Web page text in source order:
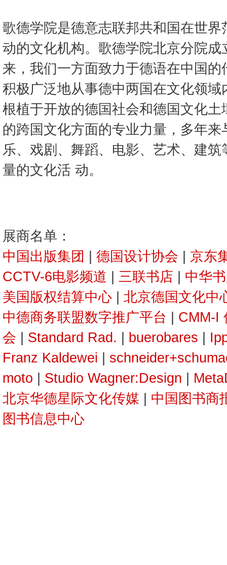
歌德学院是德意志联邦共和国在世
动的文化机构。歌德学院北京分院
来，我们一方面致力于德语在中国
积极广泛地从事德中两国在文化领
根植于开放的德国社会和德国文化
的跨国文化方面的专业力量，多年
乐、戏剧、舞蹈、电影、艺术、建
量的文化活 动。
展商名单：
中国出版集团
德国设计协会
京东
CCTV-6电影频道
三联书店
中华
美国版权结算中心
北京德国文化中
中德商务联盟数字推广平台
CMM-I
会
Standard Rad. buerobares
Franz Kaldewei
moto
Studio Wagner:Design
北京华德星际文化传媒
中国图书商
图书信息中心